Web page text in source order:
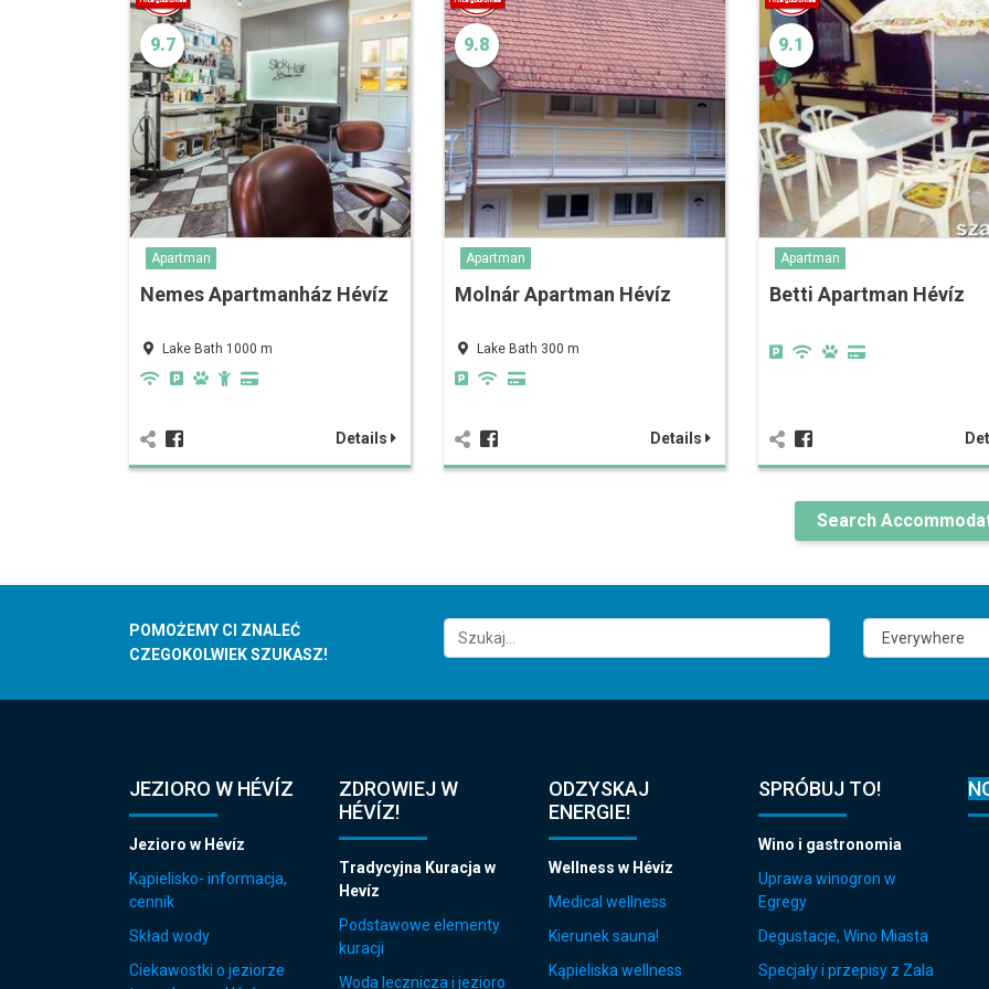
9.7
Apartman
Nemes Apartmanház Hévíz
Lake Bath 1000 m
Details
9.8
Apartman
Molnár Apartman Hévíz
Lake Bath 300 m
Details
9.1
Apartman
Betti Apartman Hévíz
Search
POMOŻEMY CI ZNALEĆ
CZEGOKOLWIEK SZUKASZ!
JEZIORO W HÉVÍZ
Jezioro w Hévíz
Kąpielisko- informacja,
cennik
Skład wody
Ciekawostki o jeziorze
ZDROWIEJ W
HÉVÍZ!
Tradycyjna Kuracja w
Hevíz
Podstawowe elementy
kuracji
Woda lecznicza i jezioro
ODZYSKAJ
ENERGIE!
Wellness w Hévíz
Medical wellness
Kierunek sauna!
Kąpieliska wellness
SPRÓBUJ TO!
Wino i gastronomia
Uprawa winogron w
Egregy
Degustacje, Wino Miasta
Specjały i przepisy z Zala